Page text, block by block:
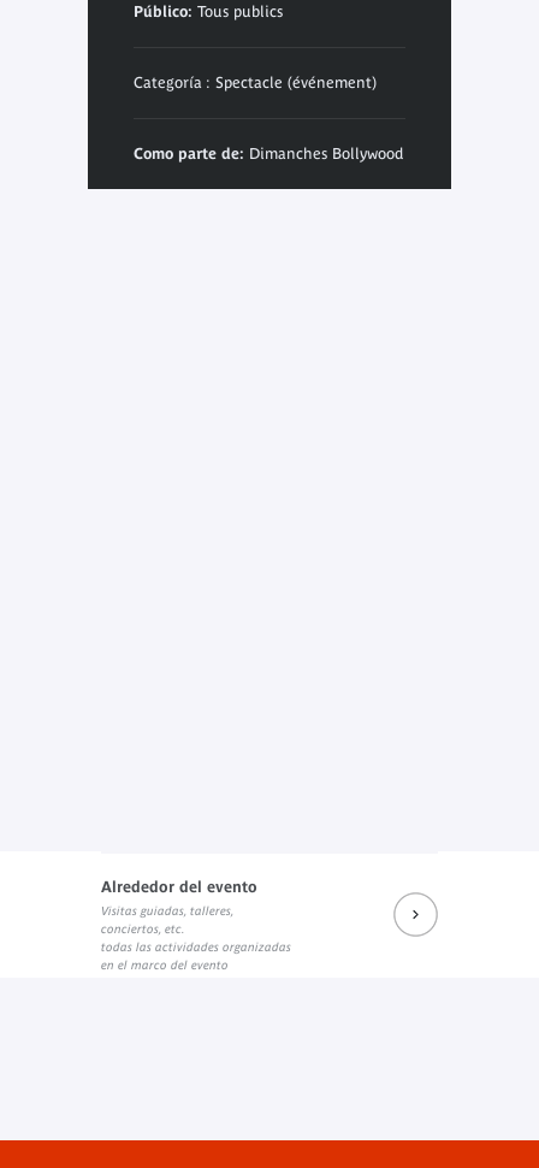
Público: Tous publics
Categoría : Spectacle (événement)
Como parte de: Dimanches Bollywood
Alrededor del evento
Visitas guiadas, talleres,
conciertos, etc.
todas las actividades organizadas
en el marco del evento